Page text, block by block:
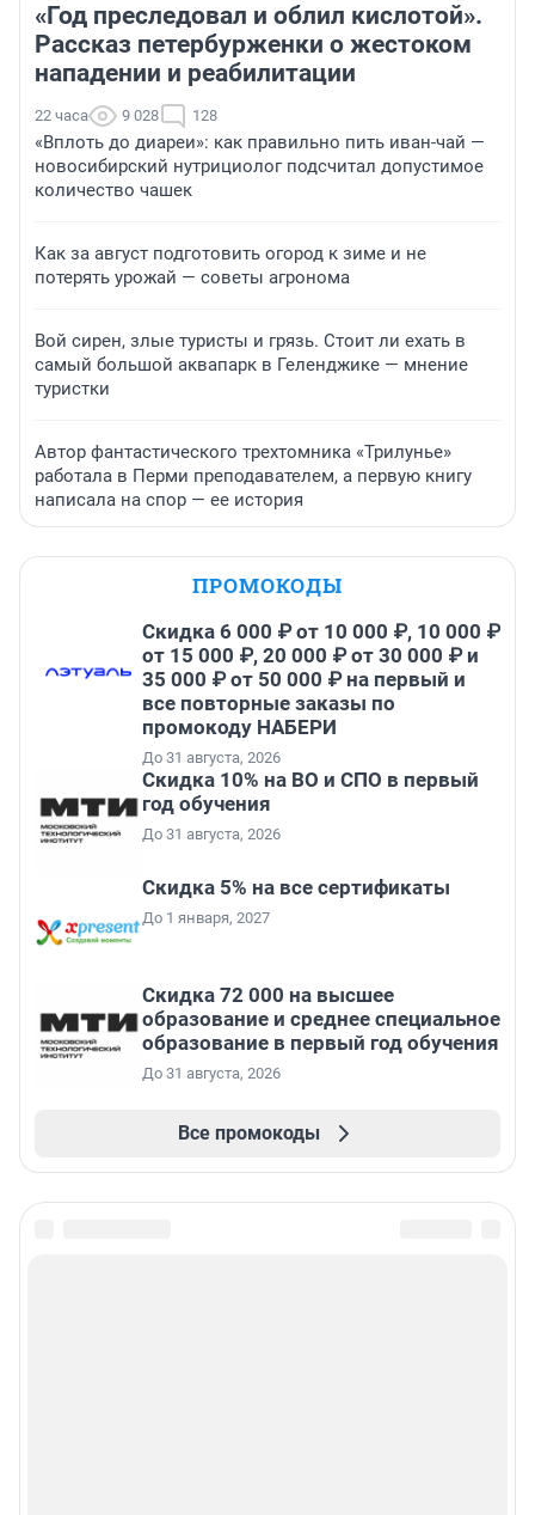
«Год преследовал и облил кислотой».
Рассказ петербурженки о жестоком
нападении и реабилитации
22 часа 9 028 128
«Вплоть до диареи»: как правильно пить иван-чай —
новосибирский нутрициолог подсчитал допустимое
количество чашек
Как за август подготовить огород к зиме и не
потерять урожай — советы агронома
Вой сирен, злые туристы и грязь. Стоит ли ехать в
самый большой аквапарк в Геленджике — мнение
туристки
Автор фантастического трехтомника «Трилунье»
работала в Перми преподавателем, а первую книгу
написала на спор — ее история
ПРОМОКОДЫ
Скидка 6 000 ₽ от 10 000 ₽, 10 000 ₽
от 15 000 ₽, 20 000 ₽ от 30 000 ₽ и
35 000 ₽ от 50 000 ₽ на первый и
все повторные заказы по
промокоду НАБЕРИ
До 31 августа, 2026
Скидка 10% на ВО и СПО в первый
год обучения
До 31 августа, 2026
Скидка 5% на все сертификаты
До 1 января, 2027
Скидка 72 000 на высшее
образование и среднее специальное
образование в первый год обучения
До 31 августа, 2026
Все промокоды